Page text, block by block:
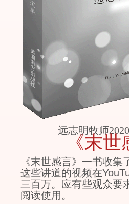
远志明牧师
《末世
《末世感言》一书收集
这些讲道的视频在
三百万。应有些观众要
阅读使用。